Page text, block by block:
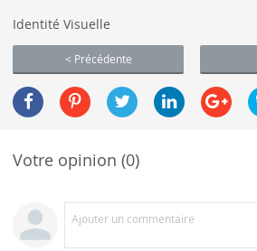
Identité Visuelle
< Précédente
Votre opinion (0)
Ajouter un commentaire